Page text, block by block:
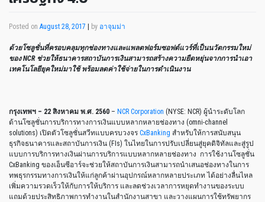
Posted on August 28, 2017 | by อาจุมม่า
ด้วยโซลูชั่นที่ครอบคลุมทุกช่องทางและแพลตฟอร์มซอฟต์แวร์ที่เป็นนวัตกรรมใหม่
ของNCR ช่วยให้ธนาคารสถาบันการเงินสามารถสร้างความยืดหยุ่นจากการนำเอา
เทคโนโลยียุคใหม่มาใช้ พร้อมลดค่าใช้จ่ายในการดำเนินงาน
กรุงเทพฯ – 22 สิงหาคม พ.ศ. 2560 – NCR Corporation (NYSE: NCR) ผู้นำระดับโลก
ด้านโซลูชั่นการบริการทางการเงินแบบหลากหลายช่องทาง (omni-channel
solutions) เปิดตัวโซลูชั่นสวีทแบบครบวงจร CxBanking สำหรับให้การสนับสนุน
ธุรกิจธนาคารและสถาบันการเงิน (FIs) ในไทยในการปรับเปลี่ยนสู่ยุคดิจิทัลและสู่รูป
แบบการบริการทางเงินผ่านการบริการแบบหลากหลายช่องทาง การใช้งานโซลูชั่น
CxBanking ของเอ็นซีอาร์จะช่วยให้สถาบันการเงินสามารถนำเสนอช่องทางในการ
ทพธุรกรรมทางการเงินให้แก่ลูกค้าผ่านอุปกรณ์หลากหลายประเภท ได้อย่างลื่นไหล
เพิ่มความรวดเร็วให้กับการให้บริการ และลดช่วงเวลาการหยุดทำงานของระบบ
แถมด้วยประสิทธิภาพการทำงานในสำนักงานสาขา และวางแผนการใช้ทรัพยากร